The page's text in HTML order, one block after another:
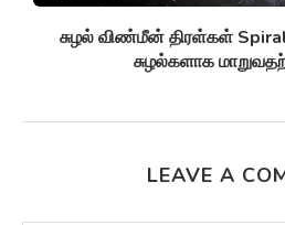
சுழல் விண்மீன் திரள்கள்
சுழல்களாக
LEAVE A